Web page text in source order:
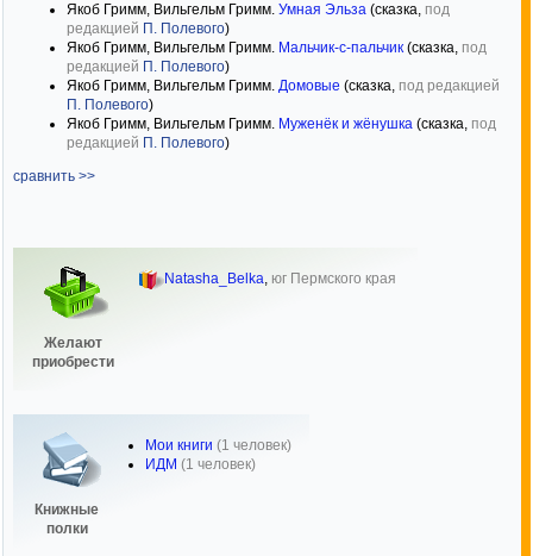
Якоб Гримм, Вильгельм Гримм. Умная Эльза (сказка, под
редакцией П. Полевого)
Якоб Гримм, Вильгельм Гримм. Мальчик-с-пальчик (сказка, под
редакцией П. Полевого)
Якоб Гримм, Вильгельм Гримм. Домовые (сказка, под редакцией
П. Полевого)
Якоб Гримм, Вильгельм Гримм. Муженёк и жёнушка (сказка, под
редакцией П. Полевого)
сравнить >>
Желают
приобрести
Natasha_Belka, юг Пермского края
Книжные
полки
Мои книги (1 человек)
ИДМ (1 человек)